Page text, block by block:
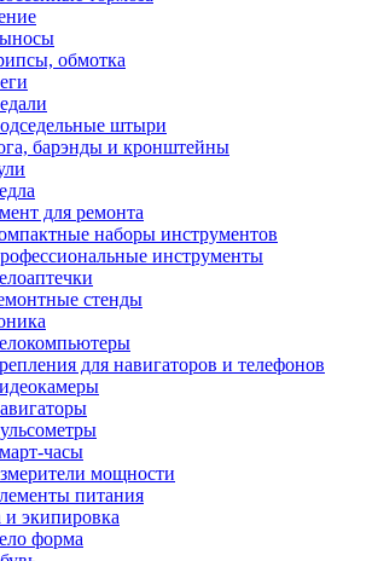
обмотка
штыри
барэнды и кронштейны
для ремонта
наборы инструментов
инструменты
стенды
для навигаторов и телефонов
часы
мощности
питания
экипировка
форма